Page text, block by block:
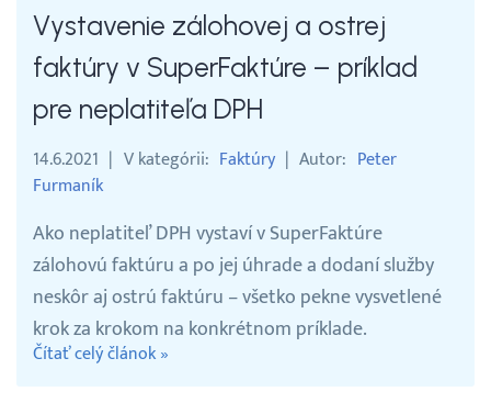
Vystavenie zálohovej a ostrej
faktúry v SuperFaktúre – príklad
pre neplatiteľa DPH
14.6.2021 V kategórii Faktúry Autor Peter
Furmaník
Ako neplatiteľ DPH vystaví v SuperFaktúre
zálohovú faktúru a po jej úhrade a dodaní služby
neskôr aj ostrú faktúru – všetko pekne vysvetlené
krok za krokom na konkrétnom príklade.
Čítať celý článok »